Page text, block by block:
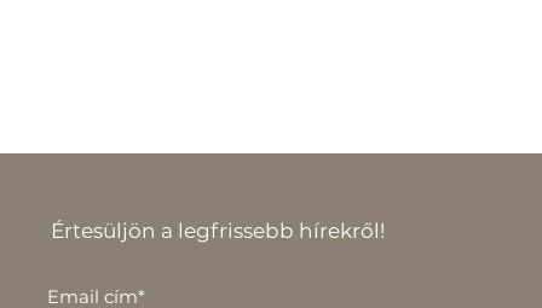
Értesüljön a legfrissebb hírekről!
Email cím*